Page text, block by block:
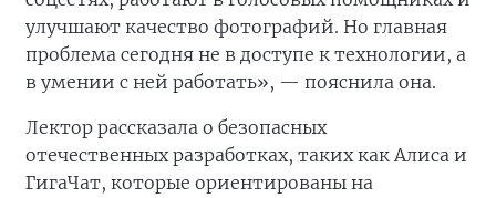
улучшают качество фотографий. Но главная
проблема сегодня не в доступе к технологии, а
в умении с ней работать», — пояснила она.
Лектор рассказала о безопасных
отечественных разработках, таких как Алиса и
ГигаЧат, которые ориентированы на